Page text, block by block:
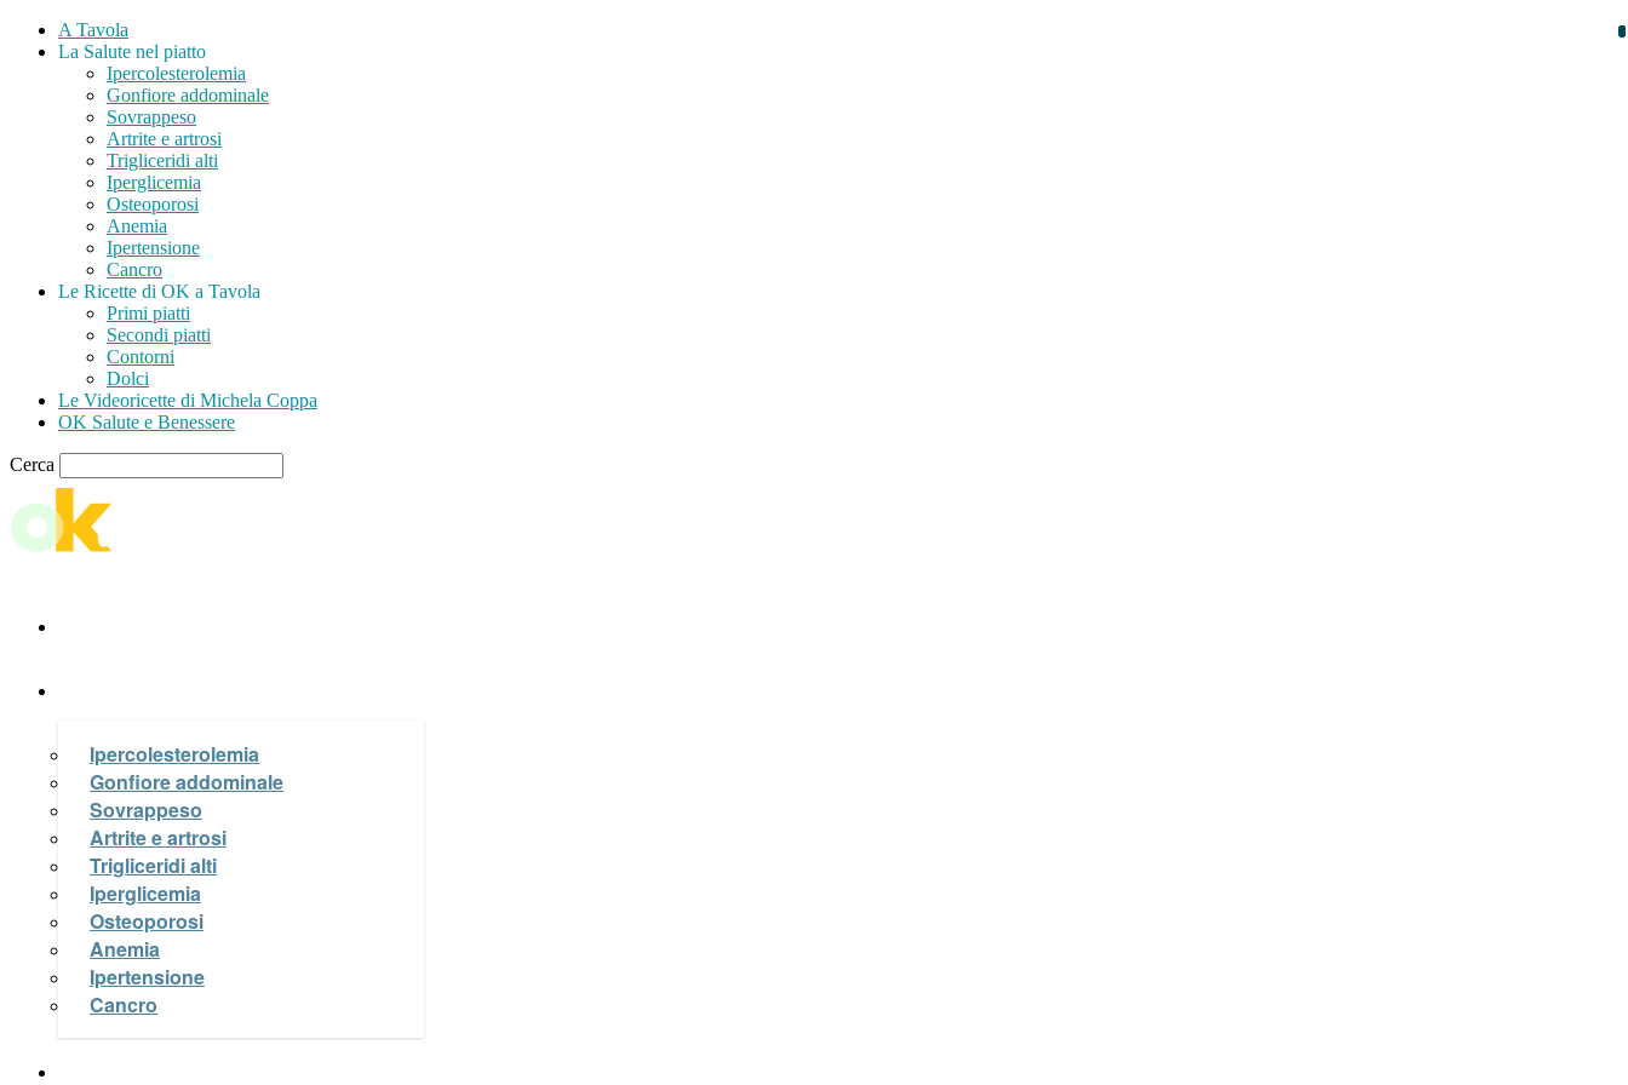
A Tavola
La Salute nel piatto
Ipercolesterolemia
Gonfiore addominale
Sovrappeso
Artrite e artrosi
Trigliceridi alti
Iperglicemia
Osteoporosi
Anemia
Ipertensione
Cancro
Le Ricette di OK a Tavola
Primi piatti
Secondi piatti
Contorni
Dolci
Le Videoricette di Michela Coppa
OK Salute e Benessere
Cerca
Ipercolesterolemia
Gonfiore addominale
Sovrappeso
Artrite e artrosi
Trigliceridi alti
Iperglicemia
Osteoporosi
Anemia
Ipertensione
Cancro